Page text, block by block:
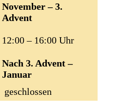
November – 3.
Advent
12:00 – 16:00 Uhr
Nach 3. Advent –
Januar
geschlossen